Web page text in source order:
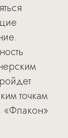
точкам
«Флакон»